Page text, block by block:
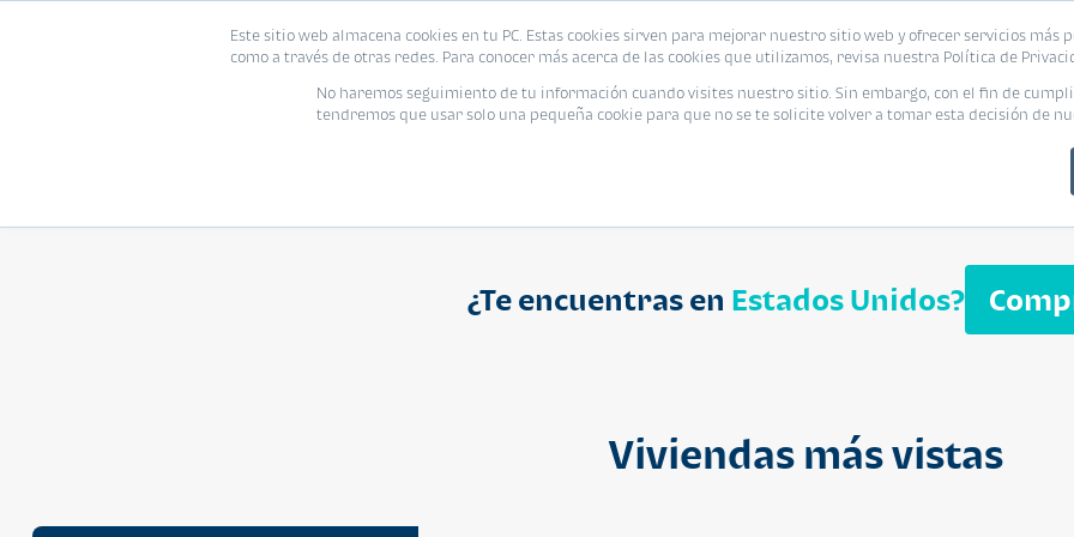
Este sitio web almacena cookies en tu PC. Estas cookies sirven para mejorar nuestro sitio web y ofrecer servicios más
como a través de otras redes. Para conocer más acerca de las cookies que utilizamos, revisa nuestra Política de
No haremos seguimiento de tu información cuando visites nuestro sitio. Sin embargo, con el fin de
tendremos que usar solo una pequeña cookie para que no se te solicite volver a tomar esta decisión de
Proyecto Modelo Inmobiliaria
¿Te encuentras en Estados Unidos?
Viviendas más vistasSegheria
Viviendas Eventos Promociones Blog